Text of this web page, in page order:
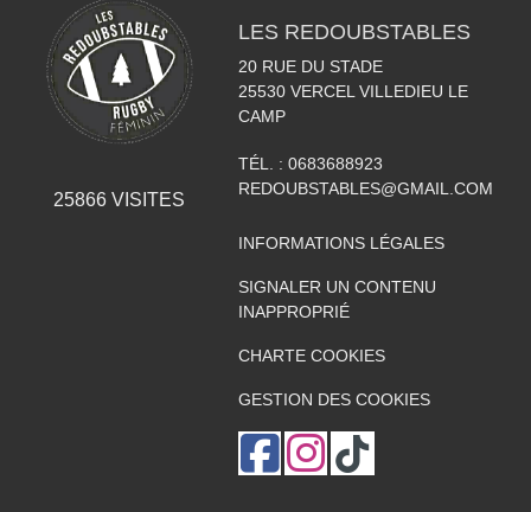
25866VISITES
LES REDOUBSTABLES
20 RUE DU STADE
25530 VERCEL VILLEDIEU LE
CAMP
TÉL. : 0683688923
REDOUBSTABLES@GMAIL.COM
INFORMATIONS LÉGALES
SIGNALER UN CONTENU
INAPPROPRIÉ
CHARTE COOKIES
GESTION DES COOKIES